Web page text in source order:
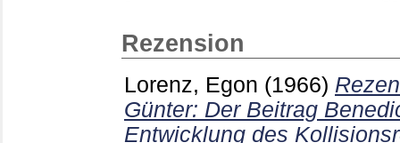
Rezension
Lorenz, Egon (1966)
Günter: Der Beitrag
Entwicklung des